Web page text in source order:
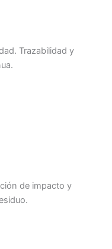
Trazabilidad y
de impacto y